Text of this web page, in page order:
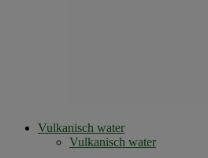
Vulkanisch water
Vulkanisch water